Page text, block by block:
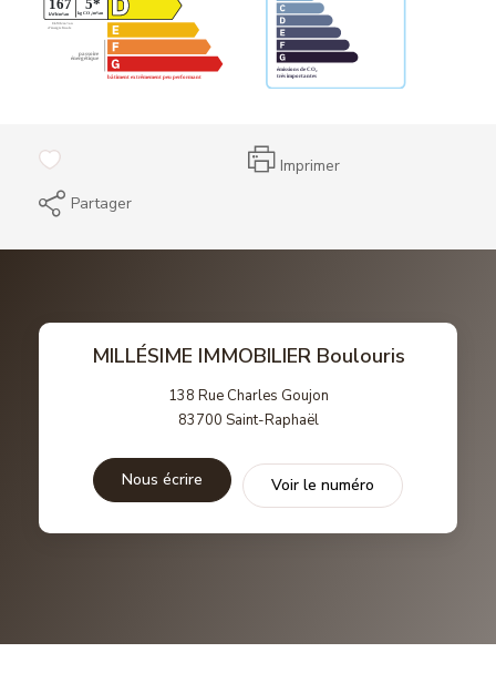
Imprimer
Partager
MILLÉSIME IMMOBILIER Boulouris
138 Rue Charles Goujon
83700 Saint-Raphaël
Nous écrire Voir le numéro